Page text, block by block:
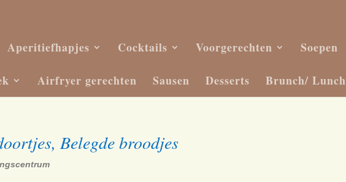
Aperitiefhapjes Cocktails Voorgerechten Soepen
Airfryer gerechten Sausen Desserts Brunch/ Lunch
Belegde broodjes